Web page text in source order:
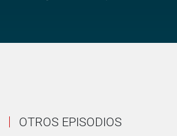
OTROS EPISODIOS